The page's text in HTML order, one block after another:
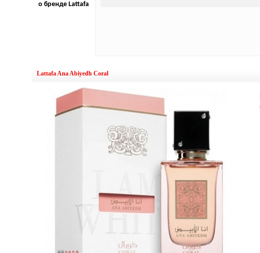
о бренде Lattafa
Lattafa Ana Abiyedh Coral